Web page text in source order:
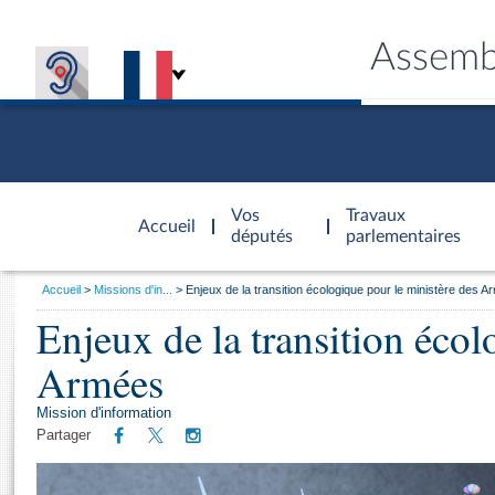
Accueil
d'accueil
Vos
députés
Travaux
parlementaires
Général
Vous
Accueil Missions d'in... Enjeux de la transition écologique pour le ministère des
Enjeux de la transition
Armées
Mission d'information
Partager